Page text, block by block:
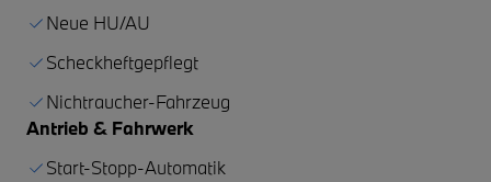
Neue HU/AU
Scheckheftgepflegt
Nichtraucher-Fahrzeug
Antrieb & Fahrwerk
Start-Stopp-Automatik